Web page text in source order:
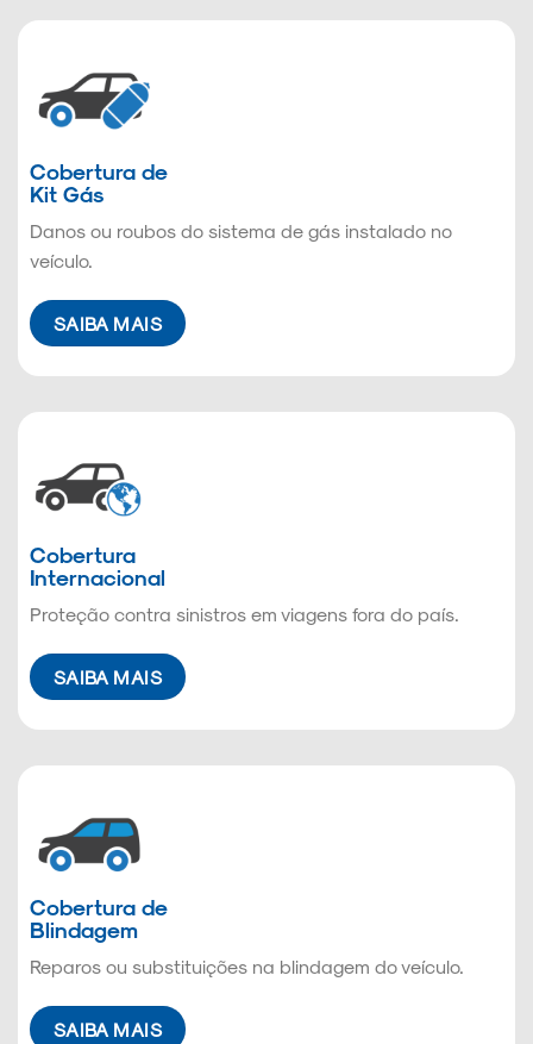
Cobertura de
Kit Gás
Danos ou roubos do sistema de gás instalado no
veículo.
SAIBA MAIS
Cobertura
Internacional
Proteção contra sinistros em viagens fora do país.
SAIBA MAIS
Cobertura de
Blindagem
Reparos ou substituições na blindagem do veículo.
SAIBA MAIS